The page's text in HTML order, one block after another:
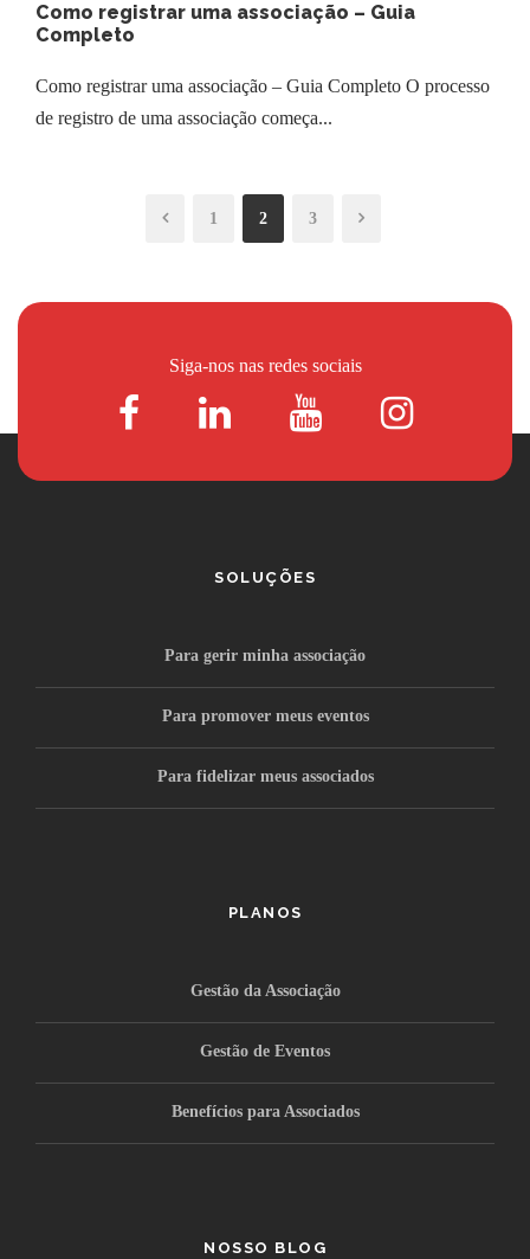
Como registrar uma associação – Guia
Completo
Como registrar uma associação – Guia Completo O processo
de registro de uma associação começa...
1 2 3
Siga-nos nas redes sociais
SOLUÇÕES
Para gerir minha associação
Para promover meus eventos
Para fidelizar meus associados
PLANOS
Gestão da Associação
Gestão de Eventos
Benefícios para Associados
NOSSO BLOG